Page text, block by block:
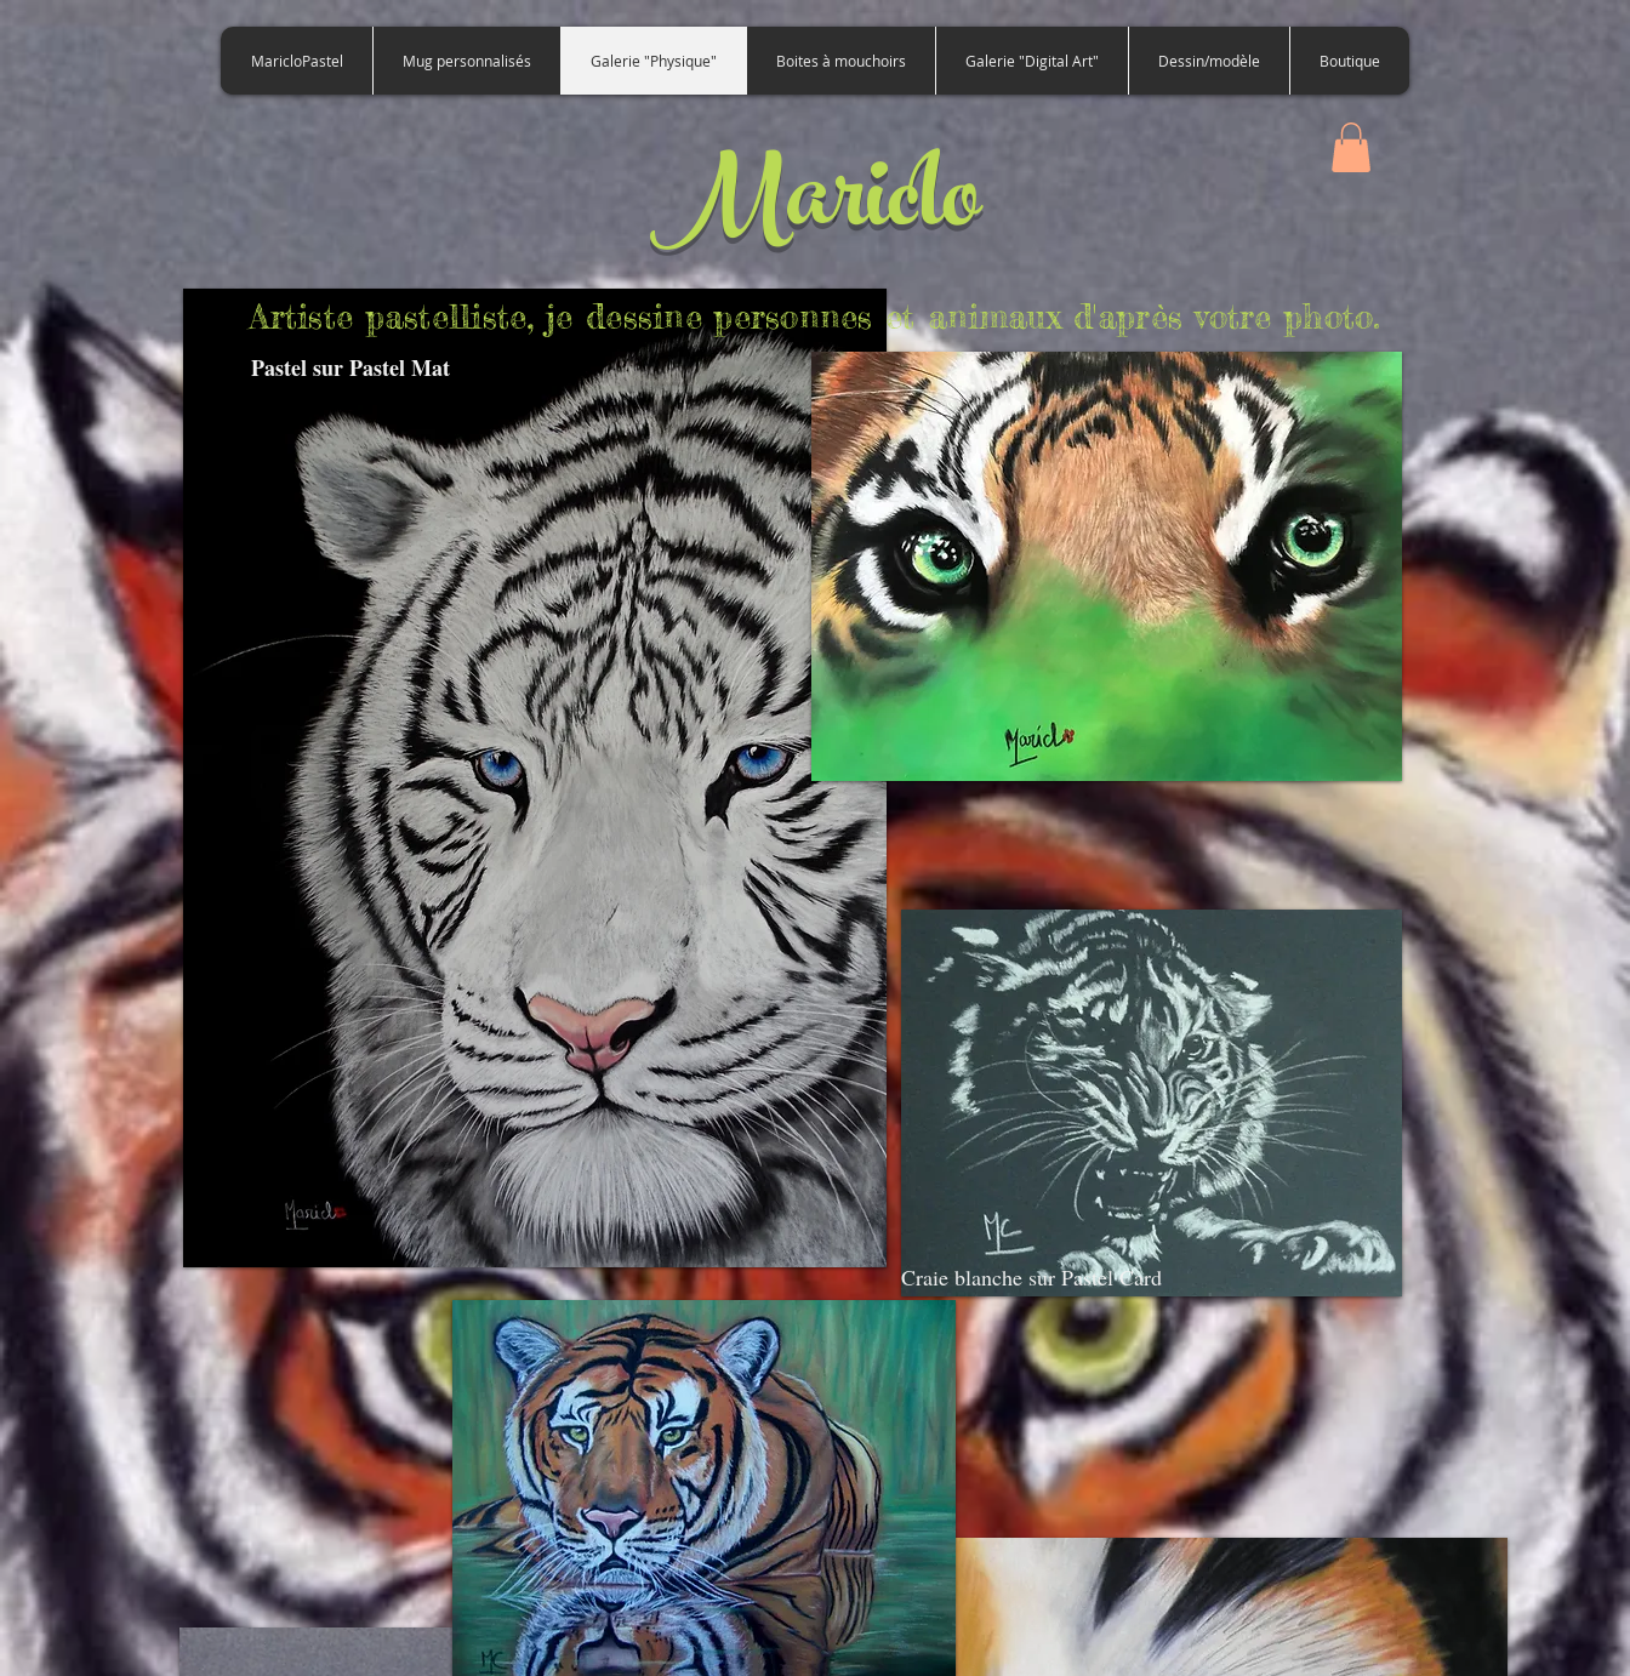
MaricloPastel Mug personnalisés Galerie "Physique" Boites à mouchoirs Galerie "Digital Art" Dessin/modèle Boutique
Mariclo
Artiste pastelliste, je dessine personnes et animaux d'après votre photo.
Pastel sur Pastel Mat
Craie blanche sur Pastel Card